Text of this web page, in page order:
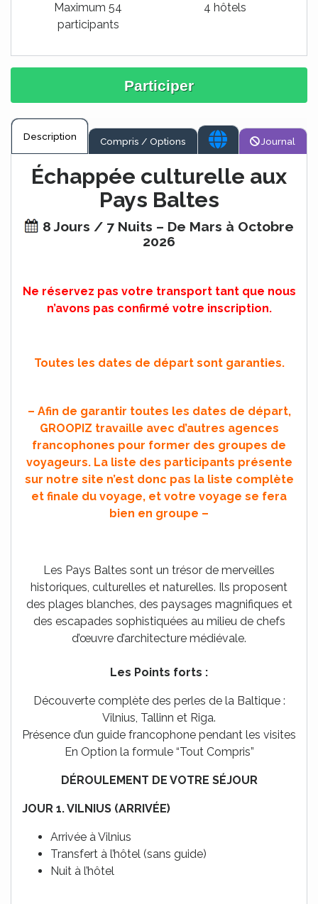
Maximum 54
participants
4 hôtels
Participer
Description Compris / Options Journal
Échappée culturelle aux
Pays Baltes
8 Jours / 7 Nuits – De Mars à Octobre
2026
Ne réservez pas votre transport tant que nous
n’avons pas confirmé votre inscription.
Toutes les dates de départ sont garanties.
– Afin de garantir toutes les dates de départ,
GROOPIZ travaille avec d’autres agences
francophones pour former des groupes de
voyageurs. La liste des participants présente
sur notre site n’est donc pas la liste complète
et finale du voyage, et votre voyage se fera
bien en groupe –
Les Pays Baltes sont un trésor de merveilles
historiques, culturelles et naturelles. Ils proposent
des plages blanches, des paysages magnifiques et
des escapades sophistiquées au milieu de chefs
d’œuvre d’architecture médiévale.
Les Points forts :
Découverte complète des perles de la Baltique :
Vilnius, Tallinn et Riga.
Présence d’un guide francophone pendant les visites
En Option la formule “Tout Compris”
DÉROULEMENT DE VOTRE SÉJOUR
JOUR 1.VILNIUS (ARRIVÉE)
Arrivée à Vilnius
Transfert à l’hôtel (sans guide)
Nuit à l’hôtel